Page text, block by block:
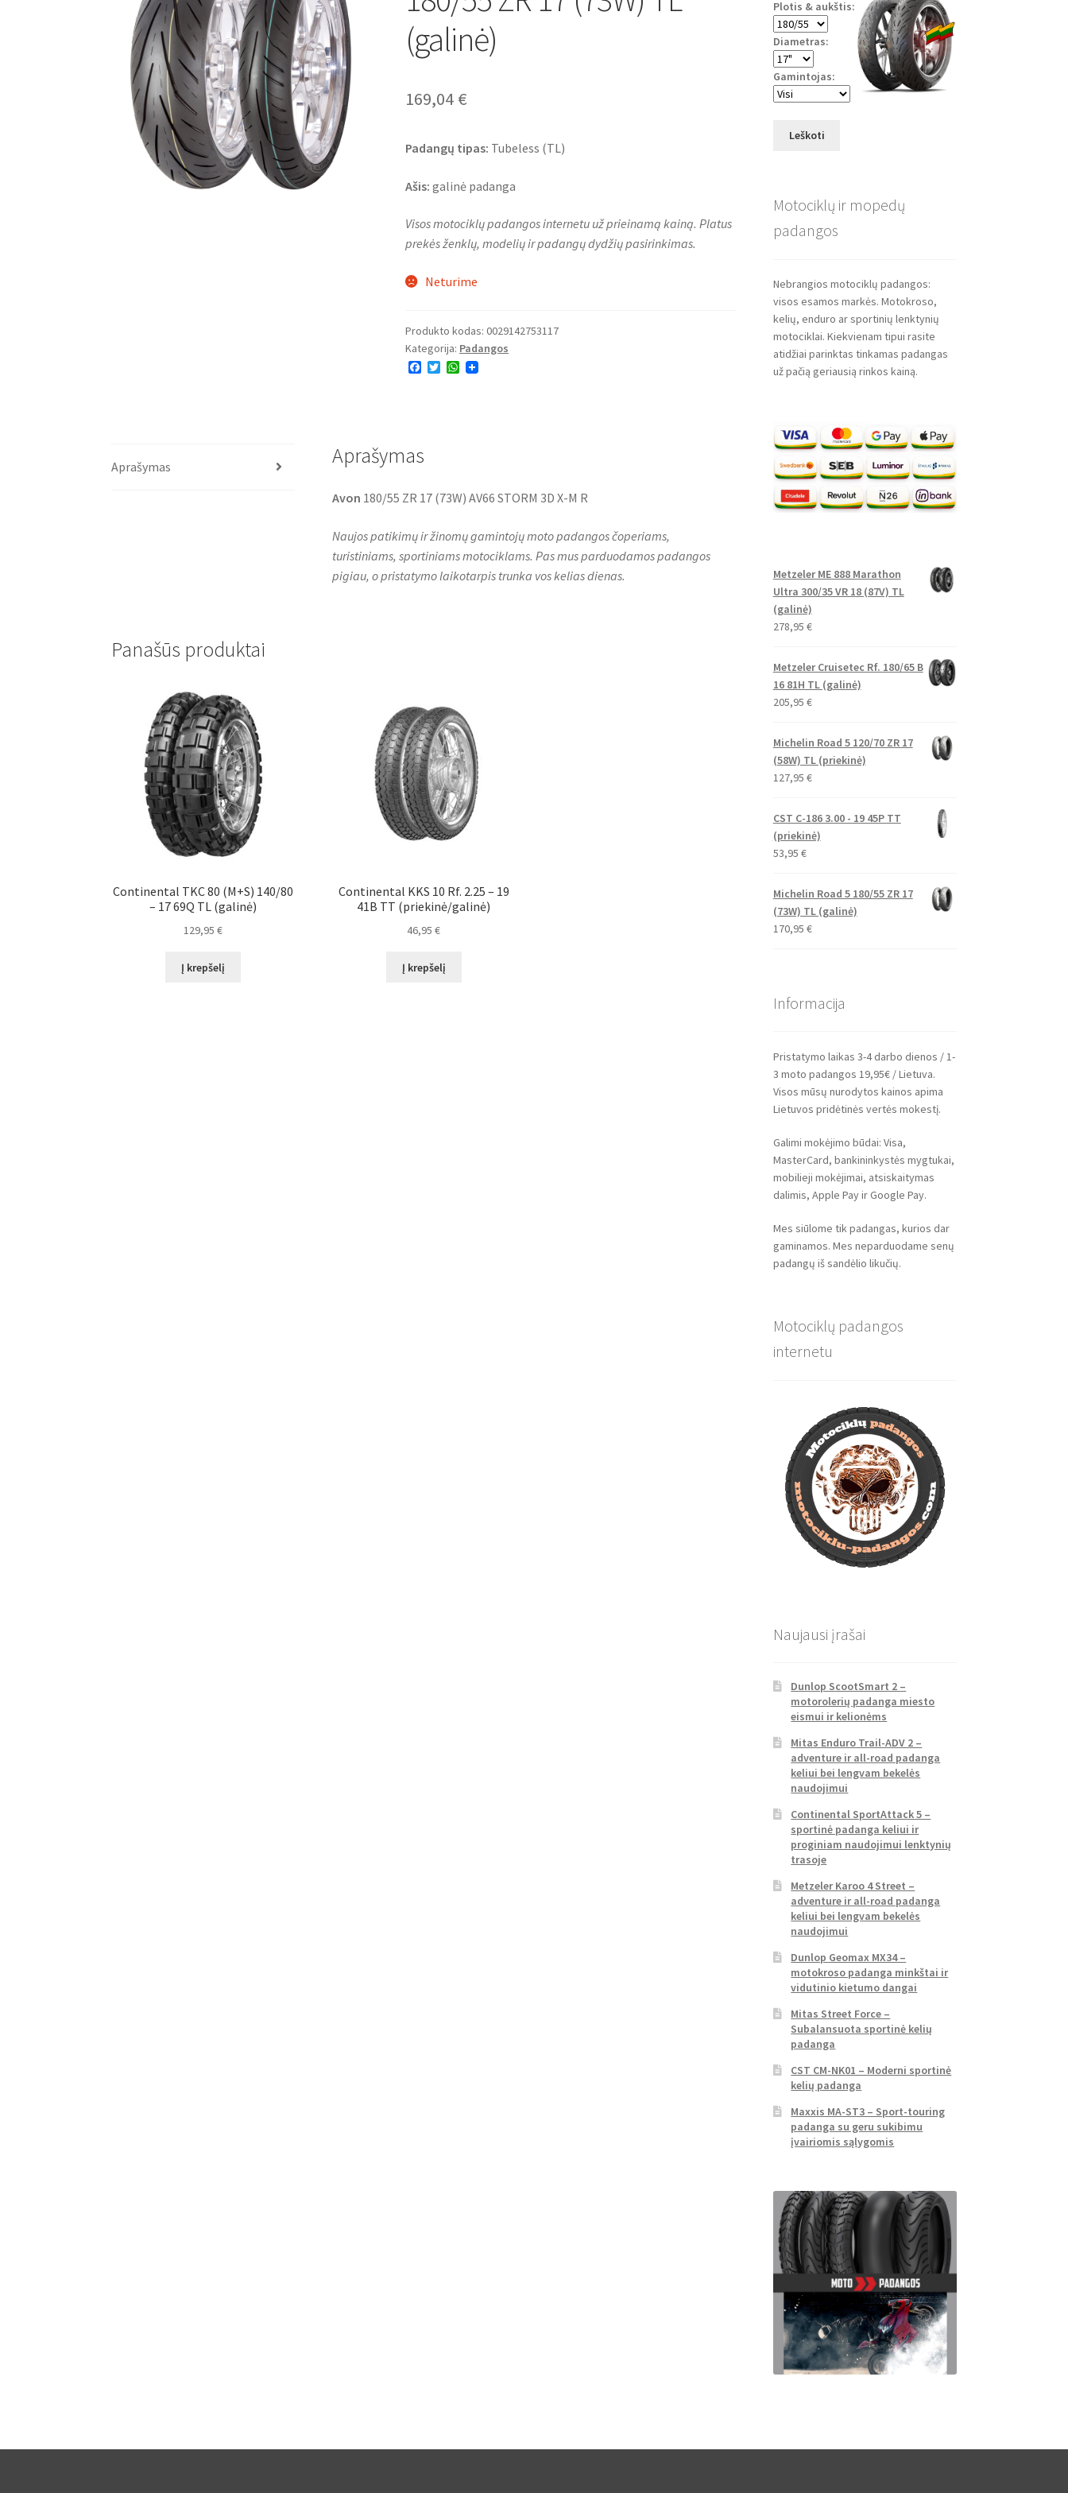
(galinė)
169,04 €
Padangų tipas: Tubeless (TL)
Ašis: galinė padanga
Visos motociklų padangos internetu už prieinamą kainą. Platus
prekės ženklų, modelių ir padangų dydžių pasirinkimas.
Neturime
Produkto kodas:0029142753117
Kategorija: Padangos
F
k
T
W
Aprašymas Aprašymas
Avon 180/55 ZR 17 (73W) AV66 STORM 3D X-M R
Naujos patikimų ir žinomų gamintojų moto padangos čoperiams,
turistiniams, sportiniams motociklams. Pas mus parduodamos padangos
pigiau, o pristatymo laikotarpis trunka vos kelias dienas.
Panašūs produktai
Continental TKC 80 (M+S) 140/80
– 17 69Q TL (galinė)
129,95€
Į krepšelį
Continental KKS 10 Rf. 2.25 – 19
41B TT (priekinė/galinė)
46,95€
Į krepšelį
Plotis & aukštis:
Diametras:
Gamintojas:
Leškoti
Motociklų ir mopedų
padangos
Nebrangios motociklų padangos:
visos esamos markės. Motokroso,
kelių, enduro ar sportinių lenktynių
motociklai. Kiekvienam tipui rasite
atidžiai parinktas tinkamas padangas
už pačią geriausią rinkos kainą.
Metzeler ME 888 Marathon
Ultra 300/35 VR 18 (87V) TL
(galinė)
278,95 €
Metzeler Cruisetec Rf. 180/65 B
16 81H TL (galinė)
205,95 €
Michelin Road 5 120/70 ZR 17
(58W) TL (priekinė)
127,95 €
CST C-186 3.00 - 19 45P TT
(priekinė)
53,95 €
Michelin Road 5 180/55 ZR 17
(73W) TL (galinė)
170,95 €
Informacija
Pristatymo laikas 3-4 darbo dienos / 1-
3 moto padangos 19,95€ / Lietuva.
Visos mūsų nurodytos kainos apima
Lietuvos pridėtinės vertės mokestį.
Galimi mokėjimo būdai: Visa,
MasterCard, bankininkystės mygtukai,
mobilieji mokėjimai, atsiskaitymas
dalimis, Apple Pay ir Google Pay.
Mes siūlome tik padangas, kurios dar
gaminamos. Mes neparduodame senų
padangų iš sandėlio likučių.
Motociklų padangos
internetu
Naujausi įrašai
Dunlop ScootSmart 2 –
motorolerių padanga miesto
eismui ir kelionėms
Mitas Enduro Trail-ADV 2 –
adventure ir all-road padanga
keliui bei lengvam bekelės
naudojimui
Continental SportAttack 5 –
sportinė padanga keliui ir
proginiam naudojimui lenktynių
trasoje
Metzeler Karoo 4 Street –
adventure ir all-road padanga
keliui bei lengvam bekelės
naudojimui
Dunlop Geomax MX34 –
motokroso padanga minkštai ir
vidutinio kietumo dangai
Mitas Street Force –
Subalansuota sportinė kelių
padanga
CST CM-NK01 – Moderni sportinė
kelių padanga
Maxxis MA-ST3 – Sport-touring
padanga su geru sukibimu
įvairiomis sąlygomis